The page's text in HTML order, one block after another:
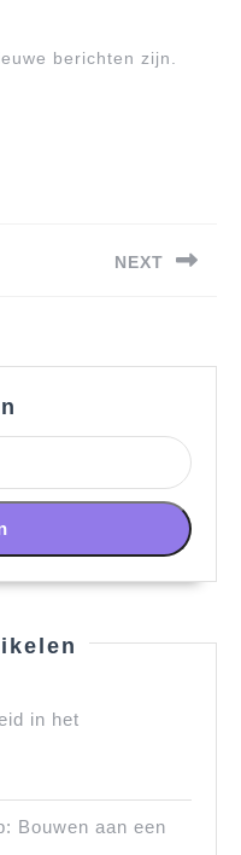
berichten zijn.
NEXT
in het
Bouwen aan een